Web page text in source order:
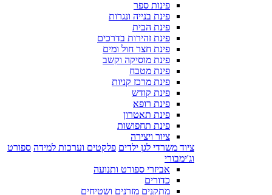
פינות ספר
פינת בנייה ונגרות
פינת הבית
פינת זהירות בדרכים
פינת חצר חול ומים
פינת מוסיקה וקשב
פינת מטבח
פינת מרכז קניות
פינת קודש
פינת רופא
פינת תאטרון
פינת תחפושות
ציור ויצירה
ציוד משרדי לגן ילדים פלקטים וערכות למידה ספורט
וג'ימבורי
אביזרי ספורט ותנועה
כדורים
מתקנים מזרנים ושטיחים